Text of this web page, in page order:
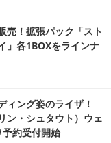
売！拡張パック「スト
」各1BOXをラインナ
ィング姿のライザ！
ン・シュタウト）ウェ
約受付開始